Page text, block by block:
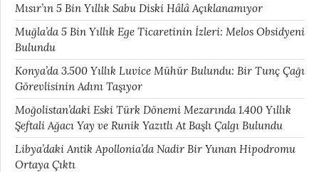
Mısır’ın 5 Bin Yıllık Sabu Diski Hâlâ Açıklanamıyor
Muğla’da 5 Bin Yıllık Ege Ticaretinin İzleri: Melos Obsidyeni
Bulundu
Konya’da 3.500 Yıllık Luvice Mühür Bulundu: Bir Tunç Çağı
Görevlisinin Adını Taşıyor
Moğolistan’daki Eski Türk Dönemi Mezarında 1.400 Yıllık
Şeftali Ağacı Yay ve Runik Yazıtlı At Başlı Çalgı Bulundu
Libya’daki Antik Apollonia’da Nadir Bir Yunan Hipodromu
Ortaya Çıktı